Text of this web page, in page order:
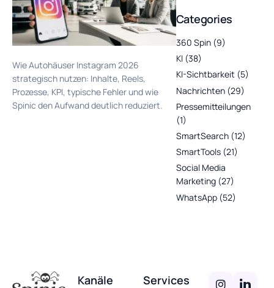
Wie Autohäuser Instagram 2026
strategisch nutzen: Inhalte, Reels,
Prozesse, KPI, typische Fehler und wie
Spinic den Aufwand deutlich reduziert.
Categories
360 Spin(9)
KI(38)
KI-Sichtbarkeit (5)
Nachrichten(29)
Pressemitteilungen
(1)
SmartSearch(12)
SmartTools(21)
Social Media
Marketing(27)
WhatsApp(52)
Kanäle Services